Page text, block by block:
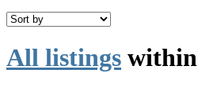
All listings within